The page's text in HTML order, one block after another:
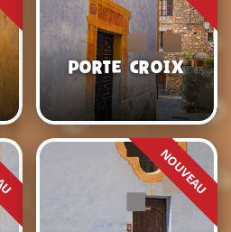
Porte croix